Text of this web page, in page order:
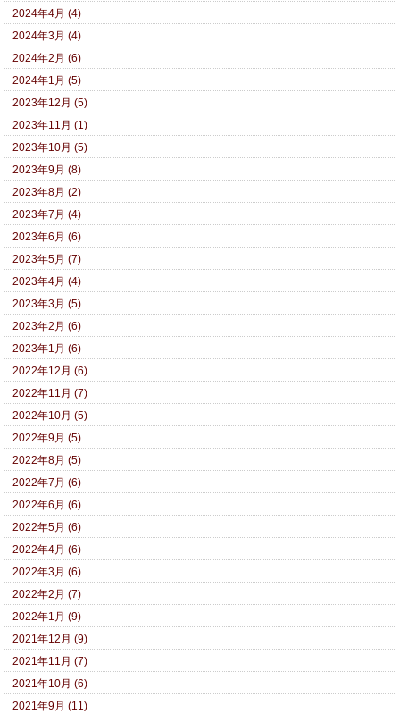
2024年4月 (4)
2024年3月 (4)
2024年2月 (6)
2024年1月 (5)
2023年12月 (5)
2023年11月 (1)
2023年10月 (5)
2023年9月 (8)
2023年8月 (2)
2023年7月 (4)
2023年6月 (6)
2023年5月 (7)
2023年4月 (4)
2023年3月 (5)
2023年2月 (6)
2023年1月 (6)
2022年12月 (6)
2022年11月 (7)
2022年10月 (5)
2022年9月 (5)
2022年8月 (5)
2022年7月 (6)
2022年6月 (6)
2022年5月 (6)
2022年4月 (6)
2022年3月 (6)
2022年2月 (7)
2022年1月 (9)
2021年12月 (9)
2021年11月 (7)
2021年10月 (6)
2021年9月 (11)